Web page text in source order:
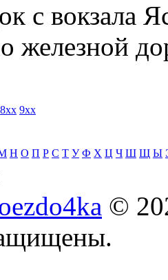
с вокзала
железной
8xx 9xx
Н О П Р С Т У Ф Х Ц Ч Ш Щ Ы
©